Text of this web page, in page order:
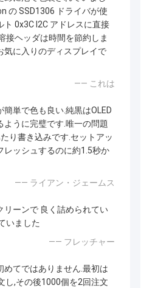
の SSD1306 ドライバが使
ト 0x3C I2C アドレスに直接
接ヘッダは時間を節約しま
気に入りのディスプレイで
—— これは
簡単で色も良い.純黒はOLED
ように完璧です.唯一の問題
り書き込みです.セットアッ
レッシュするのに約1.5秒か
—— ライアン・ジェームス
リーンで 良く詰められてい
いました
—— フレッチャー
めてではありません.最初は
し,その後1000個を2回注文